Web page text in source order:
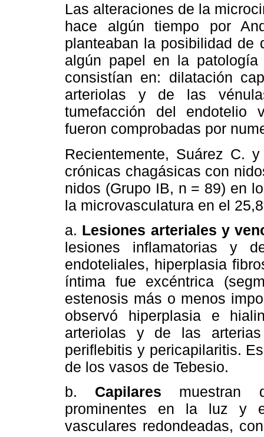
Las alteraciones de la
hace algún tiempo por
planteaban la posibilidad de
algún papel en la
consistían en: dilatación
arteriolas y de las
tumefacción del endotelio
fueron comprobadas por
Recientemente, Suárez C.
crónicas chagásicas con
nidos (Grupo IB, n = 89) en
la microvasculatura en el
a. Lesiones arteriales y
lesiones inflamatorias y
endoteliales, hiperplasia
íntima fue excéntrica
estenosis más o menos
observó hiperplasia e
arteriolas y de las arterias
periflebitis y pericapilaritis.
de los vasos de Tebesio.
b. Capilares muestran
prominentes en la luz y
vasculares redondeadas,